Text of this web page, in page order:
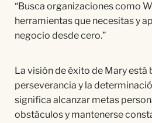
“Busca organizaciones como
herramientas que necesitas y
negocio desde cero.”
La visión de éxito de Mary está
perseverancia y la
significa alcanzar metas
obstáculos y mantenerse